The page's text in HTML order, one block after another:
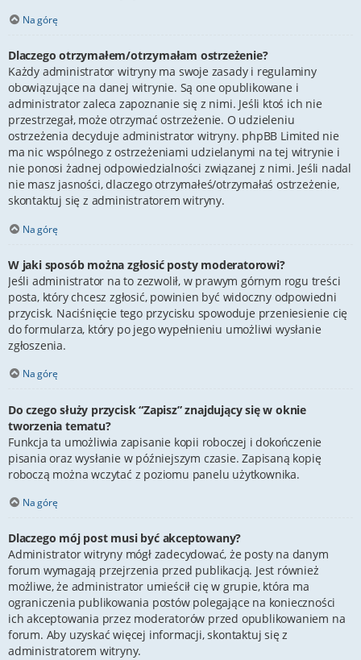
Na górę
Dlaczego otrzymałem/otrzymałam ostrzeżenie?
Każdy administrator witryny ma swoje zasady i regulaminy
obowiązujące na danej witrynie. Są one opublikowane i
administrator zaleca zapoznanie się z nimi. Jeśli ktoś ich nie
przestrzegał, może otrzymać ostrzeżenie. O udzieleniu
ostrzeżenia decyduje administrator witryny. phpBB Limited nie
ma nic wspólnego z ostrzeżeniami udzielanymi na tej witrynie i
nie ponosi żadnej odpowiedzialności związanej z nimi. Jeśli nadal
nie masz jasności, dlaczego otrzymałeś/otrzymałaś ostrzeżenie,
skontaktuj się z administratorem witryny.
Na górę
W jaki sposób można zgłosić posty moderatorowi?
Jeśli administrator na to zezwolił, w prawym górnym rogu treści
posta, który chcesz zgłosić, powinien być widoczny odpowiedni
przycisk. Naciśnięcie tego przycisku spowoduje przeniesienie cię
do formularza, który po jego wypełnieniu umożliwi wysłanie
zgłoszenia.
Na górę
Do czego służy przycisk “Zapisz” znajdujący się w oknie
tworzenia tematu?
Funkcja ta umożliwia zapisanie kopii roboczej i dokończenie
pisania oraz wysłanie w późniejszym czasie. Zapisaną kopię
roboczą można wczytać z poziomu panelu użytkownika.
Na górę
Dlaczego mój post musi być akceptowany?
Administrator witryny mógł zadecydować, że posty na danym
forum wymagają przejrzenia przed publikacją. Jest również
możliwe, że administrator umieścił cię w grupie, która ma
ograniczenia publikowania postów polegające na konieczności
ich akceptowania przez moderatorów przed opublikowaniem na
forum. Aby uzyskać więcej informacji, skontaktuj się z
administratorem witryny.